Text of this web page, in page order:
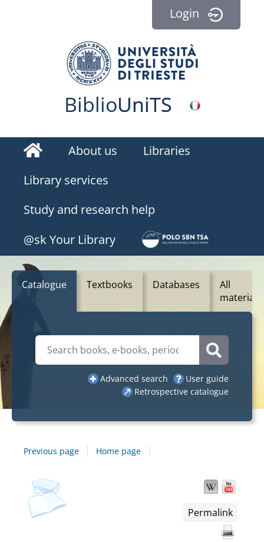
Login
BiblioUniTS
HomepageAbout us
Libraries
Library services
Study and research help
@sk Your Library
BiblioEst
Catalogue Textbooks Databases
All
materials
Cerca su "Catalogue"
Catalogue
Advanced search
User guide
Retrospective catalogue
Previous page Home page
Dettaglio
del
cover Wikipedia
Permalink